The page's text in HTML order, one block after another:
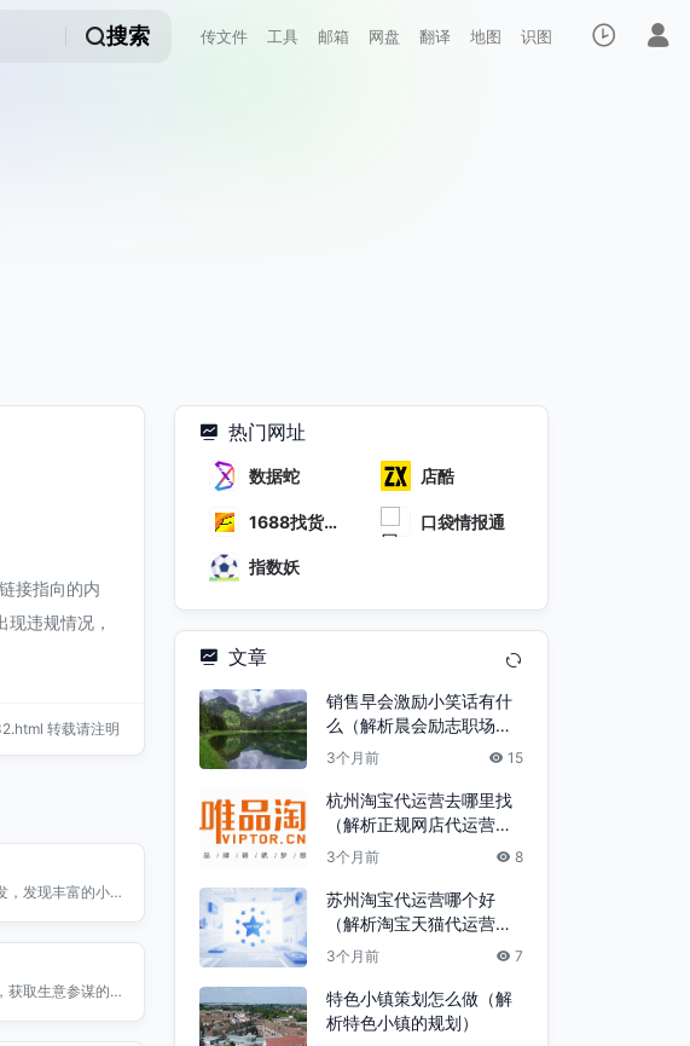
搜索 传文件 工具 邮箱 网盘 翻译 地图 识图
接指向的内
违规情况，
转载请注明
，发现丰富的小礼
获取生意参谋的在
热门网址
数据蛇 店酷
1688找货神
口袋情报通
指数妖
文章
销售早会激励小笑话有什
么（解析晨会励志职场销
售心态早会）
3个月前 15
杭州淘宝代运营去哪里找
（解析正规网店代运营公
司）
3个月前 8
苏州淘宝代运营哪个好
（解析淘宝天猫代运营星
级排名）
3个月前 7
特色小镇策划怎么做（解
析特色小镇的规划）